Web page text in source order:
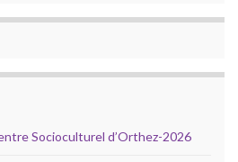
Socioculturel d’Orthez-2026